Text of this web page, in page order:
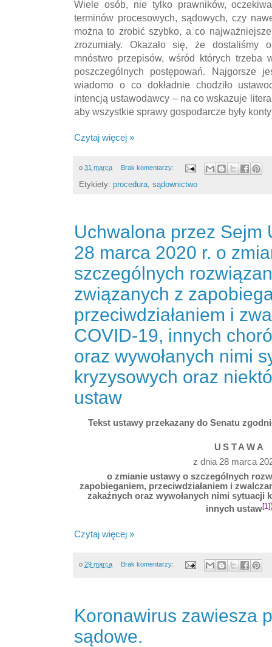
Wiele osób, nie tylko prawników,
terminów procesowych, sądowych, czy
można to zrobić szybko, a co
zrozumiały. Okazało się, że dostaliśmy
mnóstwo przepisów, wśród których trzeba
poszczególnych postępowań. Najgorsze
wiadomo o co dokładnie chodziło
intencją ustawodawcy – na co wskazuje
aby wszystkie sprawy gospodarcze były
Czytaj więcej »
o 31 marca Brak komentarzy:
Etykiety: procedura sądownictwo
Uchwalona przez Sejm
28 marca 2020 r. o
szczególnych
związanych z
przeciwdziałaniem i
COVID-19, innych
oraz wywołanych nimi
kryzysowych oraz
ustaw
Tekst ustawy przekazany do Senatu
USTAWA
z dnia 28 marca
o zmianie ustawy o szczególnych
zapobieganiem, przeciwdziałaniem i
zakaźnych oraz wywołanych nimi sytuacji
innych ustaw[1]
Czytaj więcej »
o 29 marca Brak komentarzy:
Koronawirus zawiesza
sądowe.